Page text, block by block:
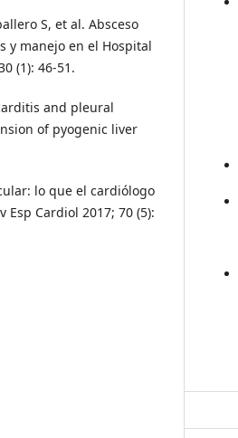
S, et al. Absceso
y manejo en el Hospital
(1): 46-51.
and pleural
of pyogenic liver
lo que el cardiólogo
Cardiol 2017; 70 (5):